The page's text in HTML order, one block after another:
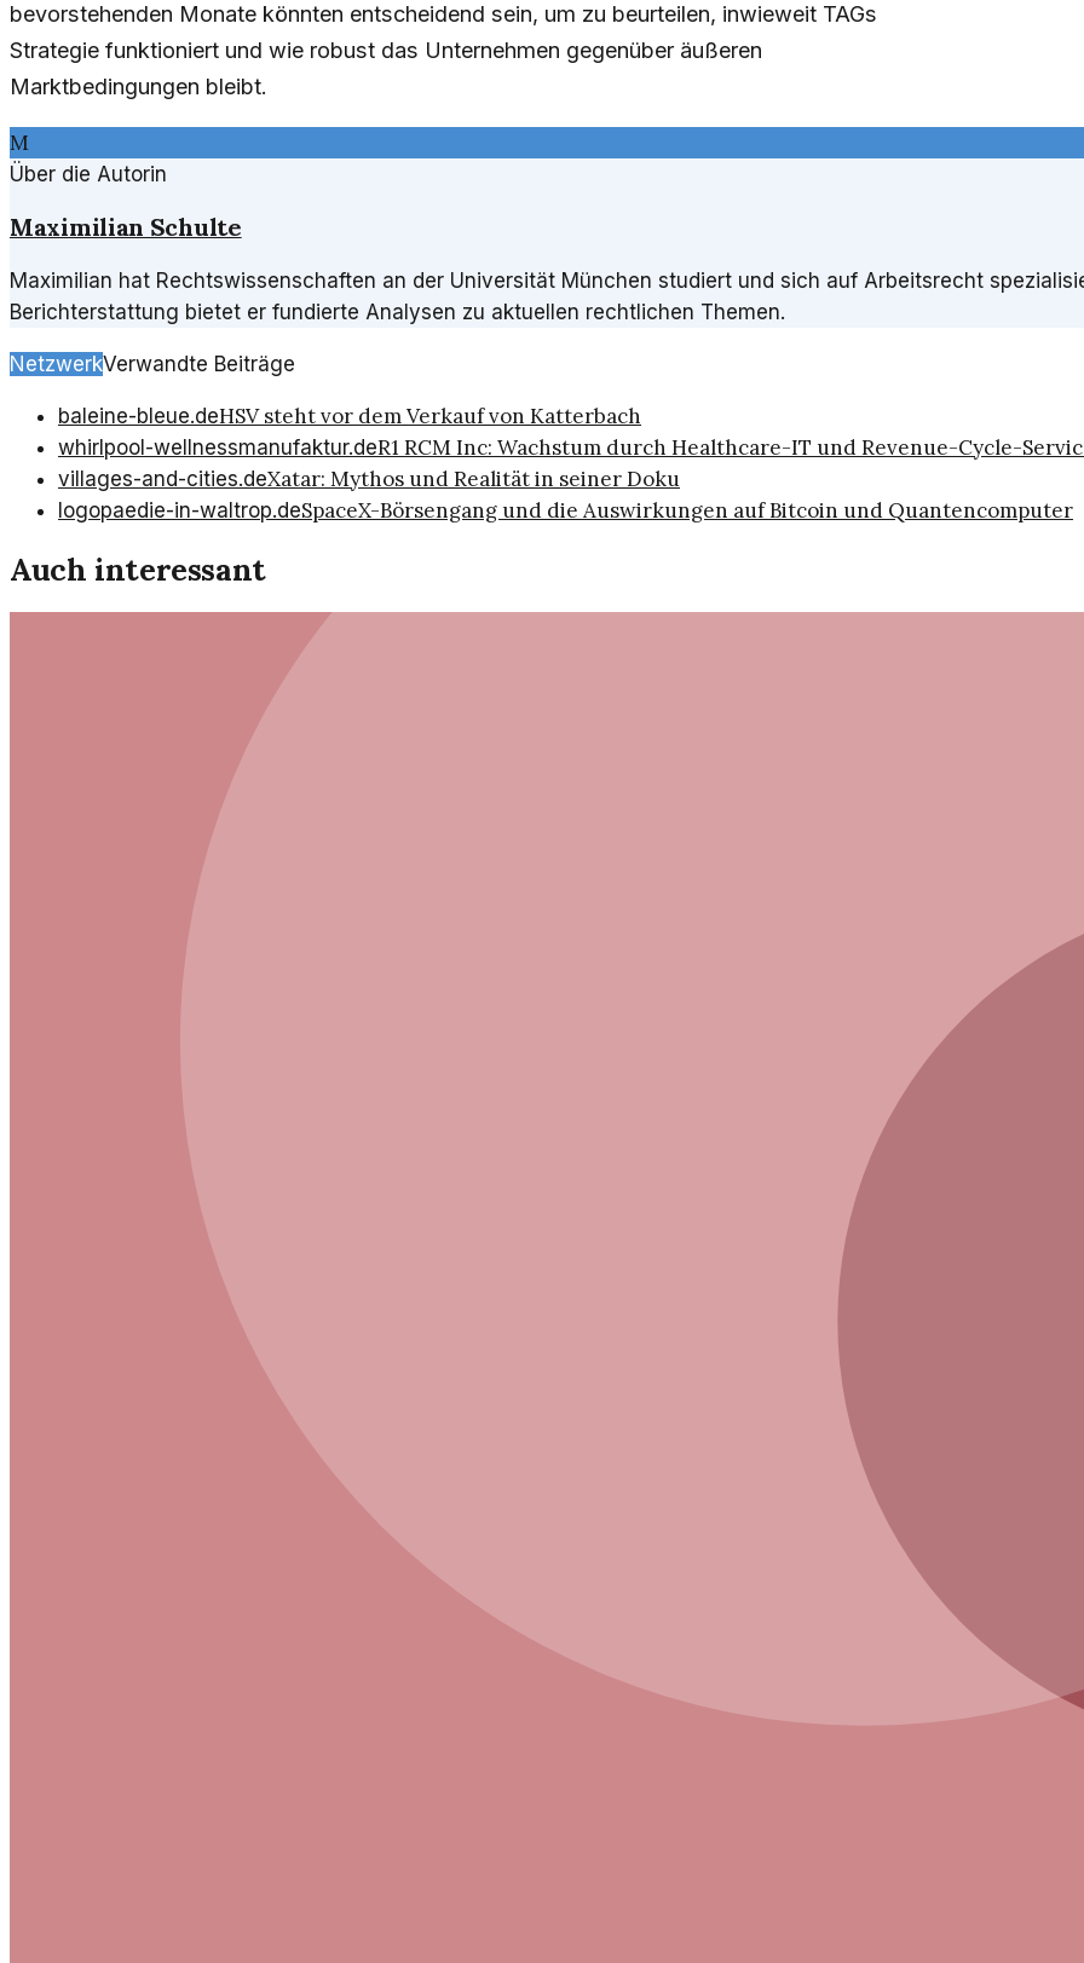
bevorstehenden Monate könnten entscheidend sein, um zu beurteilen, inwieweit TAGs
Strategie funktioniert und wie robust das Unternehmen gegenüber äußeren
Marktbedingungen bleibt.
M
Über die Autorin
Maximilian Schulte
Maximilian hat Rechtswissenschaften an der Universität München studiert und sich auf Arbeitsrecht
Berichterstattung bietet er fundierte Analysen zu aktuellen rechtlichen Themen.
NetzwerkVerwandte Beiträge
baleine-bleue.deHSV steht vor dem Verkauf von Katterbach
whirlpool-wellnessmanufaktur.deR1 RCM Inc: Wachstum durch Healthcare-IT und Revenue-Cycle-
villages-and-cities.deXatar: Mythos und Realität in seiner Doku
logopaedie-in-waltrop.deSpaceX-Börsengang und die Auswirkungen auf Bitcoin und Quantencomputer
Auch interessant